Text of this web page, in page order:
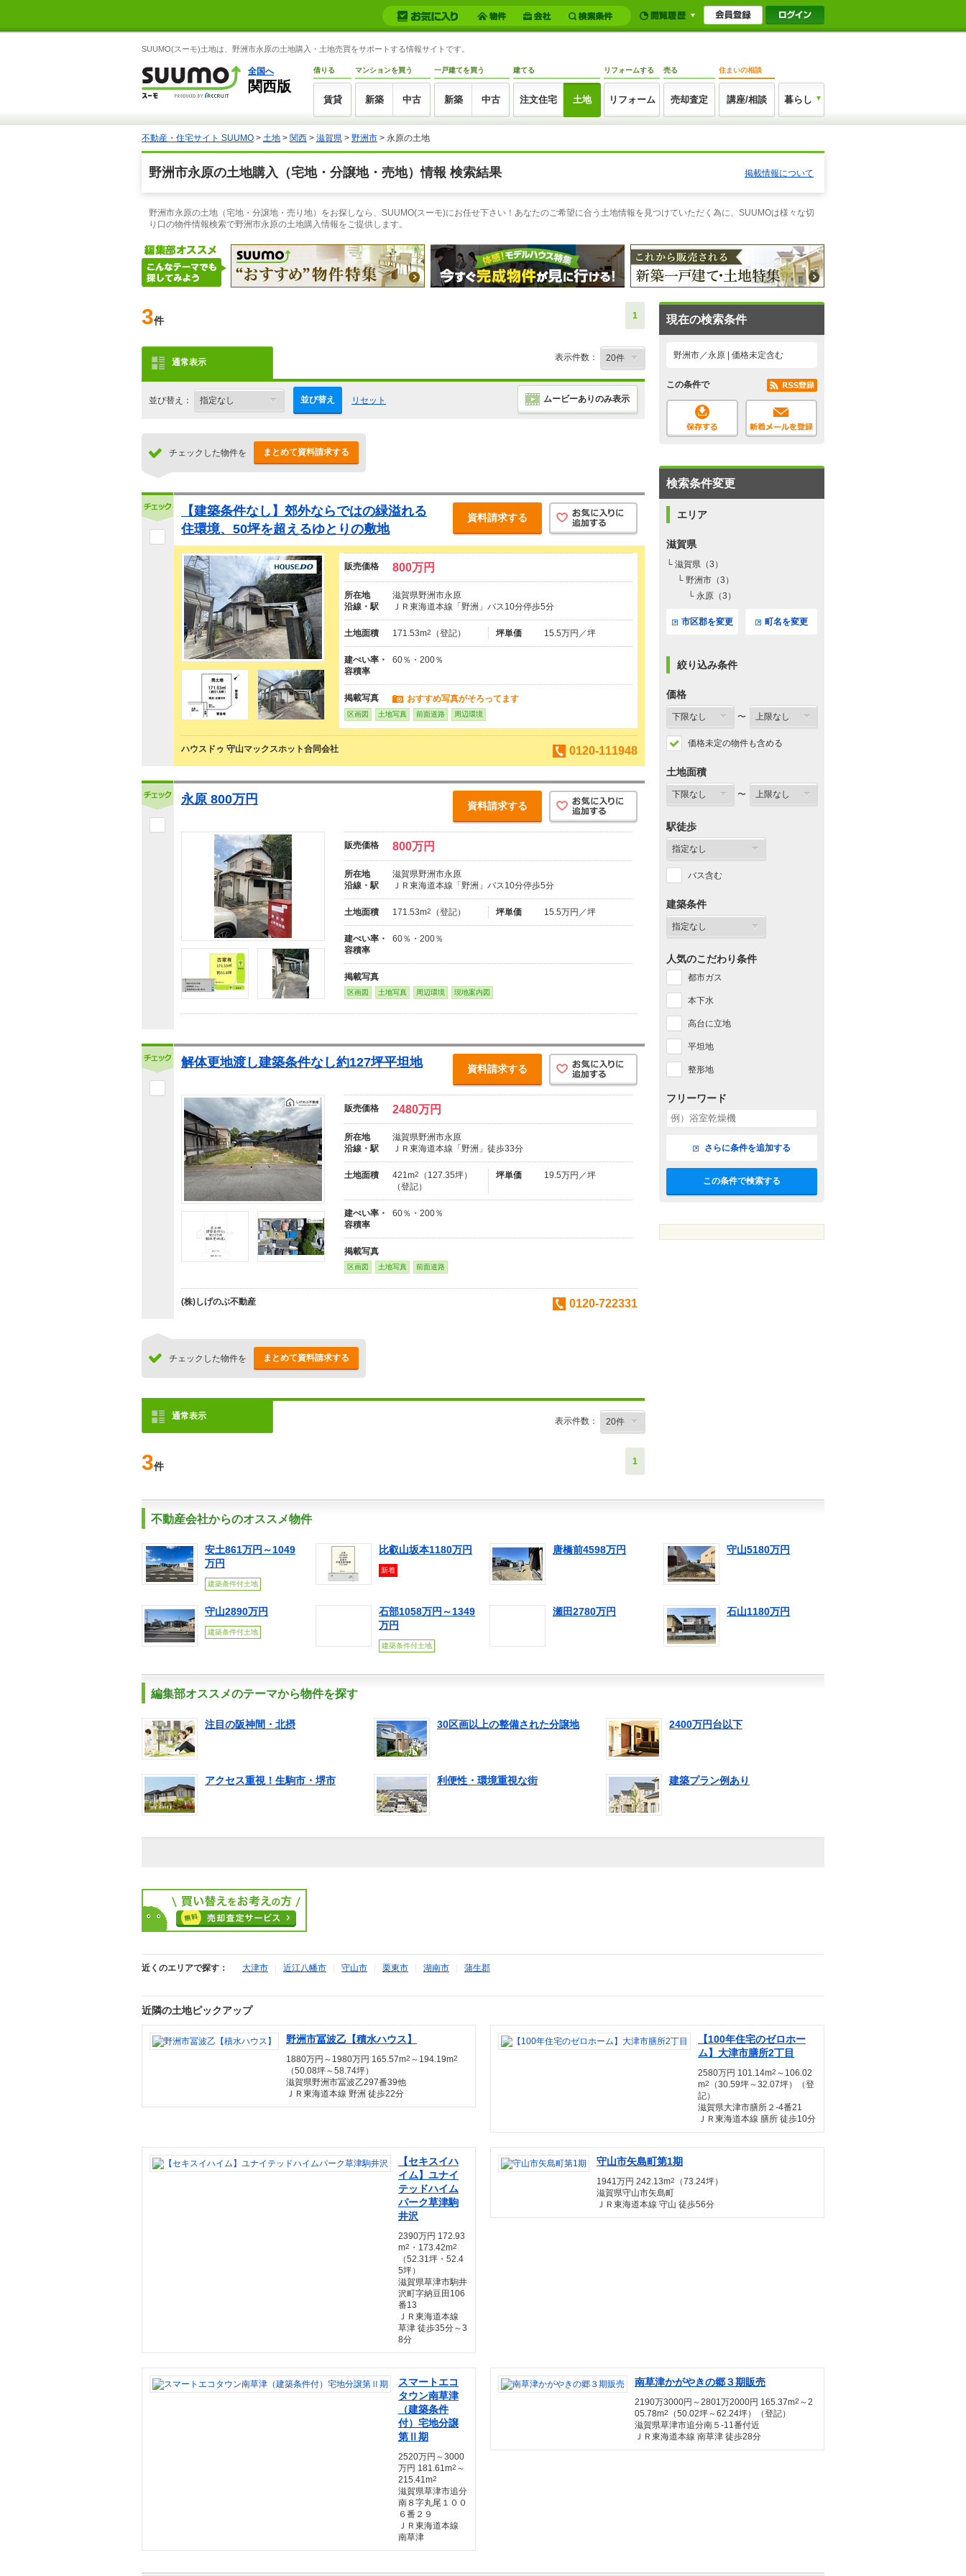
SUUMO(スーモ)土地は、野洲市永原の土地購入・土地売買をサポートする情報サイトです。
全国へ
関西版
借りる
賃貸
マンションを買う
新築 中古
一戸建てを買う
新築 中古
建てる
注文住宅 土地
リフォームする
リフォーム
売る
売却査定
住まいの相談
講座/相談 暮らし
不動産・住宅サイト SUUMO > 土地 > 関西 > 滋賀県 > 野洲市 > 永原の土地
野洲市永原の土地購入（宅地・分譲地・売地）情報 検索結果 掲載情報について
野洲市永原の土地（宅地・分譲地・売り地）をお探しなら、SUUMO(スーモ)にお任せ下さい！あなたのご希望に合う土地情報を見つけていただく為に、SUUMOは様々な切
り口の物件情報検索で野洲市永原の土地購入情報をご提供します。
3件 1
通常表示 表示件数：
並び替え： 並び替え リセット ムービーありのみ表示
チェックした物件を まとめて資料請求する
【建築条件なし】郊外ならではの緑溢れる
住環境、50坪を超えるゆとりの敷地
資料請求する
販売価格 800万円
所在地
滋賀県野洲市永原
沿線・駅
ＪＲ東海道本線「野洲」バス10分停歩5分
土地面積 171.53m2 （登記） 坪単価 15.5万円／坪
建ぺい率・
容積率
60％・200％
掲載写真 おすすめ写真がそろってます
区画図 土地写真 前面道路 周辺環境
ハウスドゥ 守山マックスホット合同会社 0120-111948
永原 800万円 資料請求する
販売価格 800万円
所在地
滋賀県野洲市永原
沿線・駅
ＪＲ東海道本線「野洲」バス10分停歩5分
土地面積 171.53m2 （登記） 坪単価 15.5万円／坪
建ぺい率・
容積率
60％・200％
掲載写真
区画図 土地写真 周辺環境 現地案内図
解体更地渡し建築条件なし約127坪平坦地 資料請求する
販売価格 2480万円
所在地
滋賀県野洲市永原
沿線・駅
ＪＲ東海道本線「野洲」徒歩33分
土地面積 421m2
（127.35坪）
（登記）
坪単価 19.5万円／坪
建ぺい率・
容積率
60％・200％
掲載写真
区画図 土地写真 前面道路
(株)しげのぶ不動産 0120-722331
チェックした物件を まとめて資料請求する
通常表示 表示件数：
3件 1
現在の検索条件
野洲市／永原 | 価格未定含む
この条件で
検索条件変更
エリア
滋賀県
└ 滋賀県（3）
└ 野洲市（3）
└ 永原（3）
市区郡を変更 町名を変更
絞り込み条件
価格
〜
価格未定の物件も含める
土地面積
〜
駅徒歩
バス含む
建築条件
人気のこだわり条件
都市ガス
本下水
高台に立地
平坦地
整形地
フリーワード
さらに条件を追加する
この条件で検索する
不動産会社からのオススメ物件
安土861万円～1049
万円
建築条件付土地
比叡山坂本1180万円
新着
唐橋前4598万円 守山5180万円
守山2890万円
建築条件付土地
石部1058万円～1349
万円
建築条件付土地
瀬田2780万円 石山1180万円
編集部オススメのテーマから物件を探す
注目の阪神間・北摂 30区画以上の整備された分譲地 2400万円台以下
アクセス重視！生駒市・堺市 利便性・環境重視な街 建築プラン例あり
近くのエリアで探す： 大津市 近江八幡市 守山市 栗東市 湖南市 蒲生郡
近隣の土地ピックアップ
野洲市冨波乙【積水ハウス】
1880万円～1980万円 165.57m2 ～194.19m2
（50.08坪～58.74坪）
滋賀県野洲市冨波乙297番39他
ＪＲ東海道本線 野洲 徒歩22分
【100年住宅のゼロホー
ム】大津市膳所2丁目
2580万円 101.14m2 ～106.02
m2
（30.59坪～32.07坪）（登
記）
滋賀県大津市膳所２-4番21
ＪＲ東海道本線 膳所 徒歩10分
【セキスイハ
イム】ユナイ
テッドハイム
パーク草津駒
井沢
2390万円 172.93
m2 ・173.42m2
（52.31坪・52.4
5坪）
滋賀県草津市駒井
沢町字納豆田106
番13
ＪＲ東海道本線
草津 徒歩35分～3
8分
守山市矢島町第1期
1941万円 242.13m2
（73.24坪）
滋賀県守山市矢島町
ＪＲ東海道本線 守山 徒歩56分
スマートエコ
タウン南草津
（建築条件
付）宅地分譲
第Ⅱ期
2520万円～3000
万円 181.61m2 ～
215.41m2
滋賀県草津市追分
南８字丸尾１００
６番２９
ＪＲ東海道本線
南草津
南草津かがやきの郷３期販売
2190万3000円～2801万2000円 165.37m2 ～2
05.78m2
（50.02坪～62.24坪）（登記）
滋賀県草津市追分南５-11番付近
ＪＲ東海道本線 南草津 徒歩28分